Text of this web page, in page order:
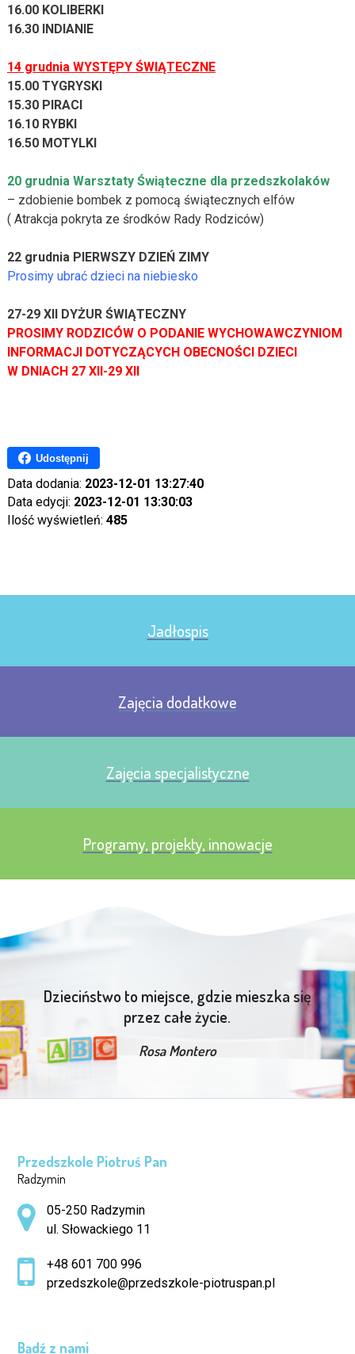
16.00 KOLIBERKI
16.30 INDIANIE
14 grudnia WYSTĘPY ŚWIĄTECZNE
15.00 TYGRYSKI
15.30 PIRACI
16.10 RYBKI
16.50 MOTYLKI
20 grudnia Warsztaty Świąteczne dla przedszkolaków
– zdobienie bombek z pomocą świątecznych elfów
( Atrakcja pokryta ze środków Rady Rodziców)
22 grudnia PIERWSZY DZIEŃ ZIMY
Prosimy ubrać dzieci na niebiesko
27-29 XII
DYŻUR ŚWIĄTECZNY
PROSIMY RODZICÓW O PODANIE WYCHOWAWCZYNIOM
INFORMACJI DOTYCZĄCYCH OBECNOŚCI DZIECI
W DNIACH 27 XII-29 XII
Udostępnij
Data dodania: 2023-12-01 13:27:40
Data edycji: 2023-12-01 13:30:03
Ilość wyświetleń: 485
Jadłospis
Zajęcia dodatkowe
Zajęcia specjalistyczne
Programy, projekty, innowacje
Dzieciństwo to miejsce, gdzie mieszka się
przez całe życie.
Rosa Montero
Przedszkole Piotruś Pan
Radzymin
Adres pocztowy:
05-250 Radzymin
ul. Słowackiego 11
+48 601 700 996
przedszkole@przedszkole-piotruspan.pl
Bądź z nami